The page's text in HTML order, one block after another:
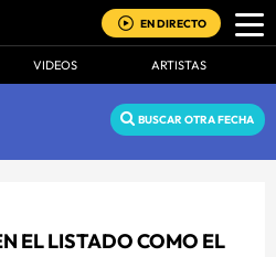
EN DIRECTO
VIDEOS ARTISTAS
BUSCAR OTRA FECHA
EL LISTADO COMO EL